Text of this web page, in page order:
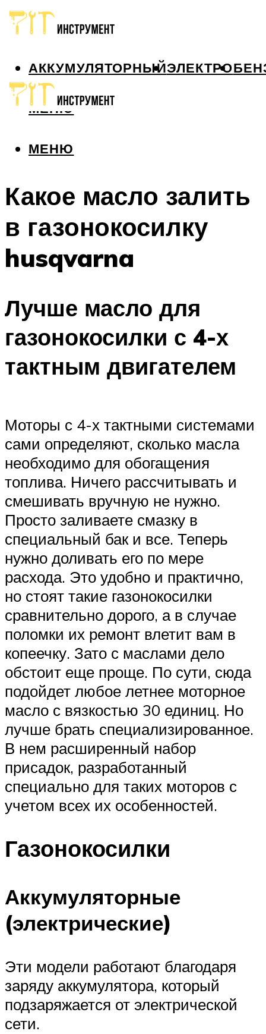
АККУМУЛЯТОРНЫЙЭЛЕКТРО
МЕНЮ
МЕНЮ
Какое масло залить
в газонокосилку
husqvarna
Лучше масло для
газонокосилки с 4-х
тактным двигателем
Моторы с 4-х тактными системами
сами определяют, сколько масла
необходимо для обогащения
топлива. Ничего рассчитывать и
смешивать вручную не нужно.
Просто заливаете смазку в
специальный бак и все. Теперь
нужно доливать его по мере
расхода. Это удобно и практично,
но стоят такие газонокосилки
сравнительно дорого, а в случае
поломки их ремонт влетит вам в
копеечку. Зато с маслами дело
обстоит еще проще. По сути, сюда
подойдет любое летнее моторное
масло с вязкостью 30 единиц. Но
лучше брать специализированное.
В нем расширенный набор
присадок, разработанный
специально для таких моторов с
учетом всех их особенностей.
Газонокосилки
Аккумуляторные
(электрические)
Эти модели работают благодаря
заряду аккумулятора, который
подзаряжается от электрической
сети.